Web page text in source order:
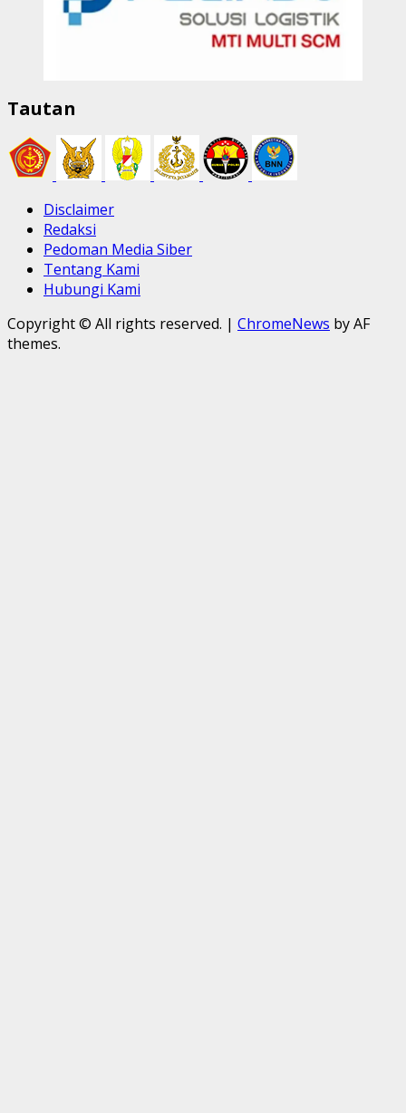
Tautan
Disclaimer
Redaksi
Pedoman Media Siber
Tentang Kami
Hubungi Kami
Copyright © All rights reserved. | ChromeNews by AF
themes.